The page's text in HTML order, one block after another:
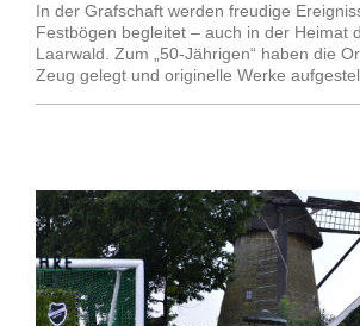
In der Grafschaft werden freudige
Festbögen begleitet – auch in der Heimat
Laarwald. Zum „50-Jährigen“ haben die
Zeug gelegt und originelle Werke